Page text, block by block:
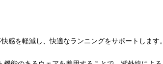
感を軽減し、快適なランニングをサポートします。